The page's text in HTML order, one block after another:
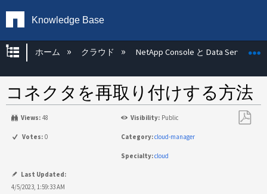
Knowledge Base
グローバル階層を展開/折りたたむ
ホーム クラウド NetApp Console と Data Services
コネクタを再取り付けする方法
Views: 48 Visibility: Public
Votes: 0 Category:cloud-manager
Specialty:cloud
Last Updated:
4/5/2023, 1:59:33 AM